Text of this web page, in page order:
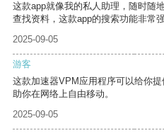
这款app就像我的私人助理，随时随
查找资料，这款app的搜索功能非常
2025-09-05
游客
这款加速器VPM应用程序可以给你
助你在网络上自由移动。
2025-09-05